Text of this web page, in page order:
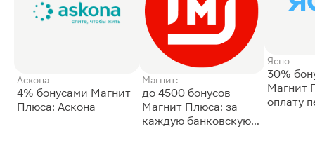
Аскона
4% бонусами Магнит
Плюса: Аскона
Магнит:
до 4500 бонусов
Магнит Плюса: за
каждую банковскую
Ясно
30%
Магнит
оплату